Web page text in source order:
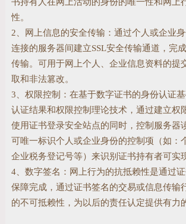
性。
2、网上信息的安全传输：通过个人或企业
连接的服务器间建立SSL安全传输通道，完
传输。可用于网上个人、企业信息资料的提
取和非法篡改。
3、权限控制：在基于数字证书的身份认证
认证结果和权限控制理论技术，通过建立权
使用证书登录安全站点的同时，控制服务器
可唯一标识个人或企业身份的控制项（如：
企业税务登记号等）来识别证书持有者可实
4、数字签名：网上行为的抗抵赖性是通过
保障完成，通过证书签名的交易或信息传输
的不可抵赖性，为以后的责任认定提供有力